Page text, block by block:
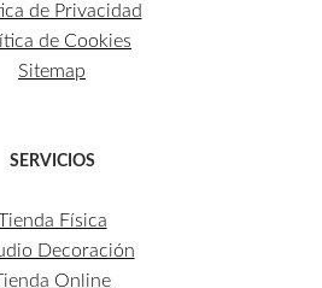
de Privacidad
de Cookies
Sitemap
SERVICIOS
Física
Decoración
Online